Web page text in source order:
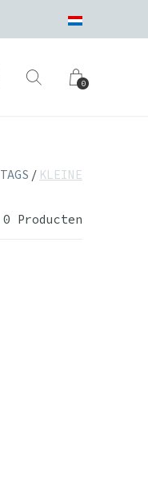
0
TAGS KLEINE
0 Producten